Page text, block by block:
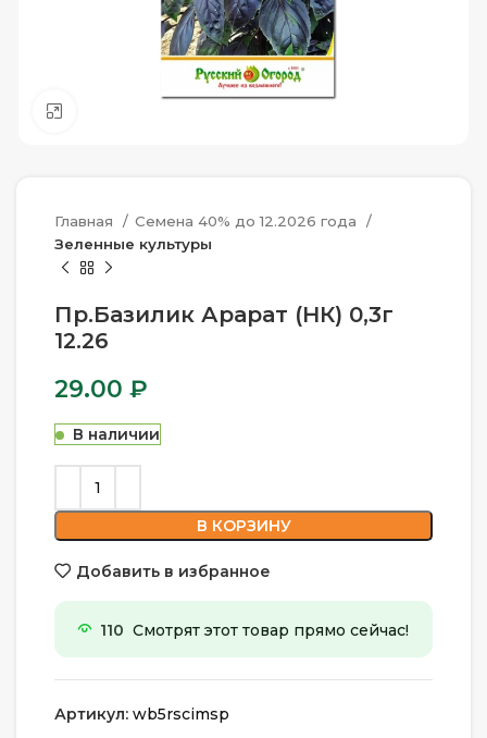
Главная
Семена 40% до 12.2026 года
Зеленные культуры
Пр.Базилик Арарат (НК) 0,3г
12.26
29.00 ₽
В наличии
В КОРЗИНУ
Добавить в избранное
110 Смотрят этот товар прямо сейчас!
Артикул: wb5rscimsp